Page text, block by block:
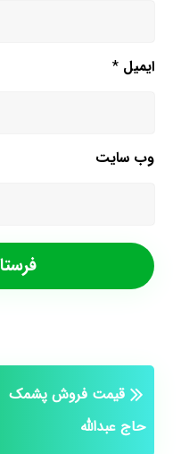
ایمیل *
وب‌ سایت
قیمت فروش پشمک
حاج عبدالله